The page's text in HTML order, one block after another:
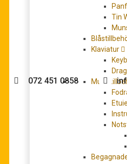
Tin
Klaviatur
LÄGG TILL I
Behöver du
072 451 0858
Johansson Musik webbshop!